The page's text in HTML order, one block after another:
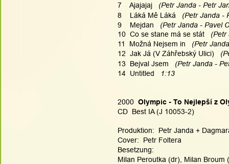
7    Ajajajaj
(Petr Janda - Petr
8    Láká Mě Láká
(Petr Janda -
9    Mejdan
(Petr Janda - Pavel
10  Co se stane má se stát
11  Možná Nejsem in
(Petr
12  Jak Já (V Záhřebský Ulici)
13  Bejval Jsem
(Petr Janda -
14  Untitled
1:13
2000 Olympic - To Nejlepší z
CD  Best IA (J 10053-2)
Produktion:  Petr Janda +
Cover:  Petr Foltera
Besetzung:
Milan Peroutka (dr), Milan Broum